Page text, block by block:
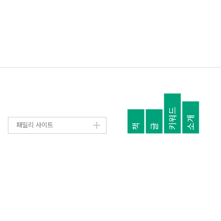
책 글 키워드 소개
패밀리 사이트